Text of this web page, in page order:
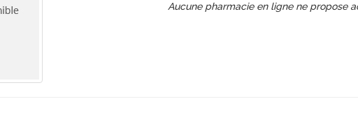
Aucune pharmacie en ligne ne propose